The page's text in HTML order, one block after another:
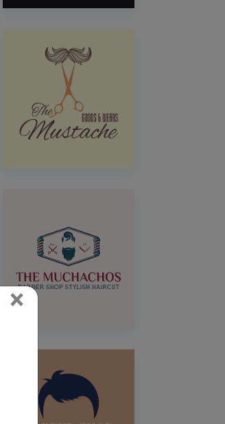
× Close